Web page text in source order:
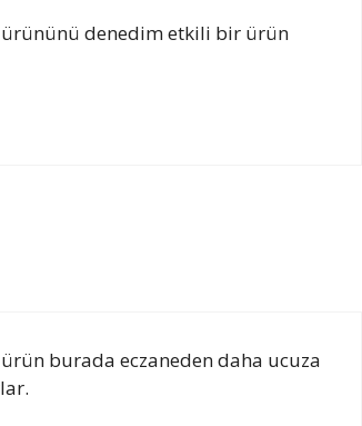
ürününü denedim etkili bir ürün
burada eczaneden daha ucuza